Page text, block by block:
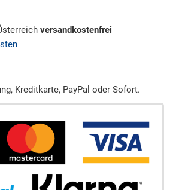
versandkostenfrei
Kreditkarte, PayPal oder Sofort.